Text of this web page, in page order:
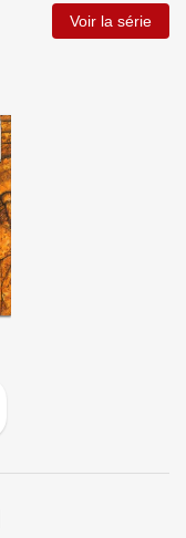
Voir la série